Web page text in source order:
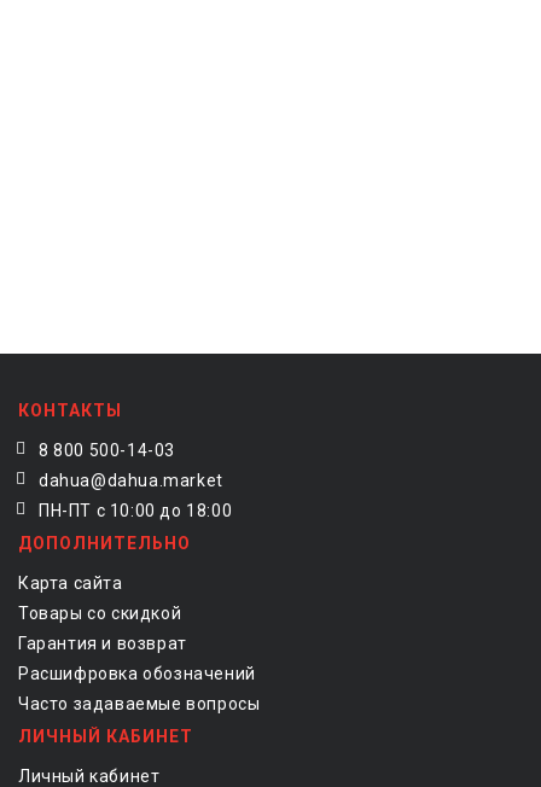
КОНТАКТЫ
8 800 500-14-03
dahua@dahua.market
ПН-ПТ с 10:00 до 18:00
ДОПОЛНИТЕЛЬНО
Карта сайта
Товары со скидкой
Гарантия и возврат
Расшифровка обозначений
Часто задаваемые вопросы
ЛИЧНЫЙ КАБИНЕТ
Личный кабинет